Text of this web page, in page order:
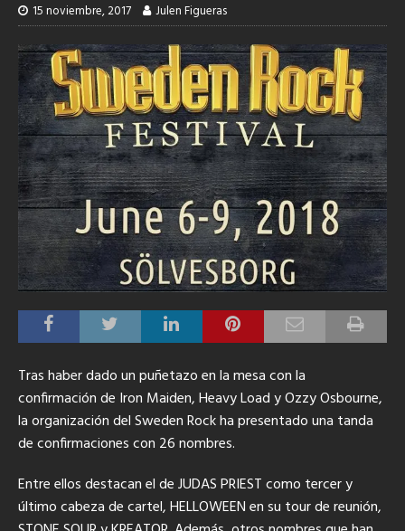
15 noviembre, 2017 Julen Figueras
Tras haber dado un puñetazo en la mesa con la
confirmación de Iron Maiden, Heavy Load y Ozzy Osbourne,
la organización del Sweden Rock ha presentado una tanda
de confirmaciones con 26 nombres.
Entre ellos destacan el de JUDAS PRIEST como tercer y
último cabeza de cartel, HELLOWEEN en su tour de reunión,